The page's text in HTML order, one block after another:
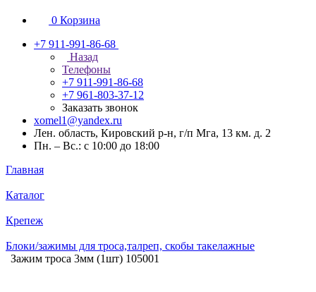
0 Корзина
+7 911-991-86-68
Назад
Телефоны
+7 911-991-86-68
+7 961-803-37-12
Заказать звонок
xomel1@yandex.ru
Лен. область, Кировский р-н, г/п Мга, 13 км. д. 2
Пн. – Вс.: с 10:00 до 18:00
Главная
Каталог
Крепеж
Блоки/зажимы для троса,талреп, скобы такелажные
Зажим троса 3мм (1шт) 105001